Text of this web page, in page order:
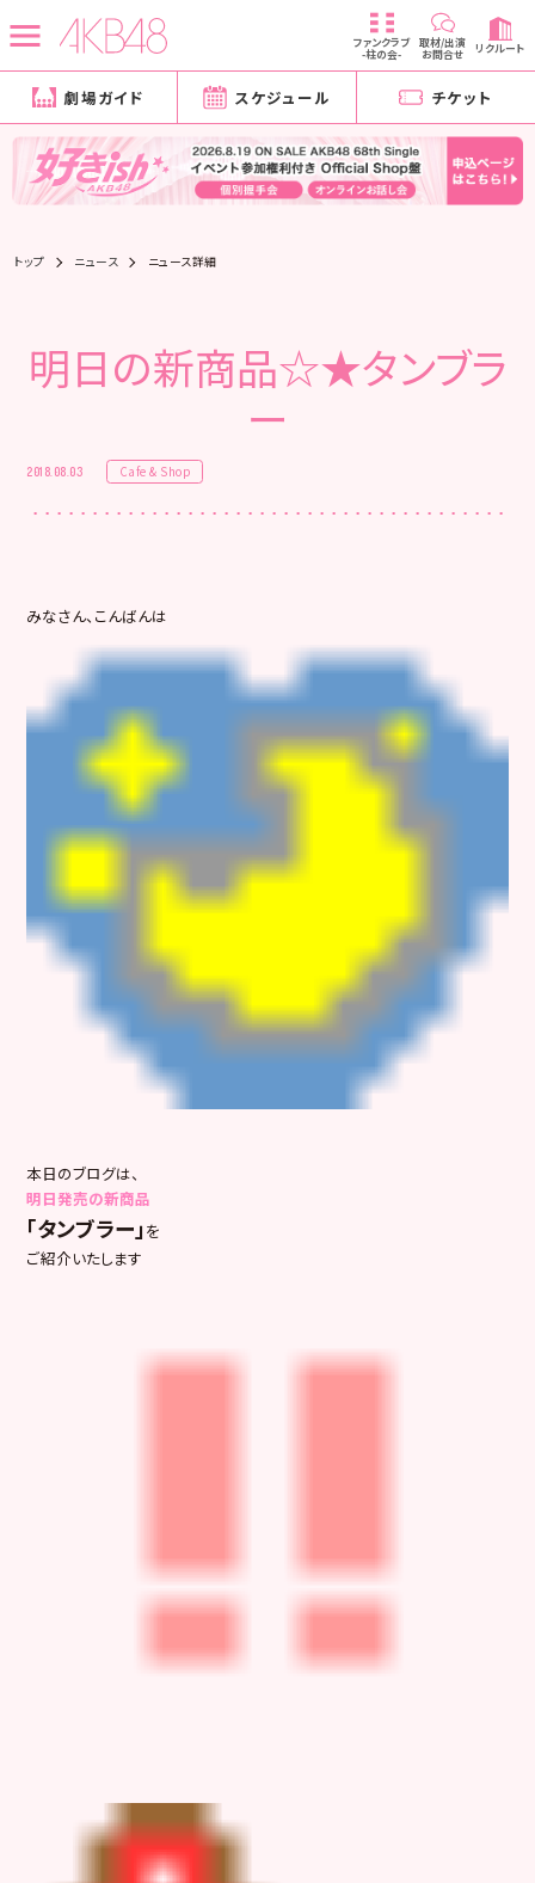
ファンクラブ
-柱の会-
取材/出演
お問合せ リクルート
劇場ガイド スケジュール チケット
トップ ニュース ニュース詳細
明日の新商品☆★タンブラ
ー
2018.08.03 Cafe & Shop
みなさん、こんばんは
本日のブログは、
明日発売の新商品
「タンブラー」 を
ご紹介いたします